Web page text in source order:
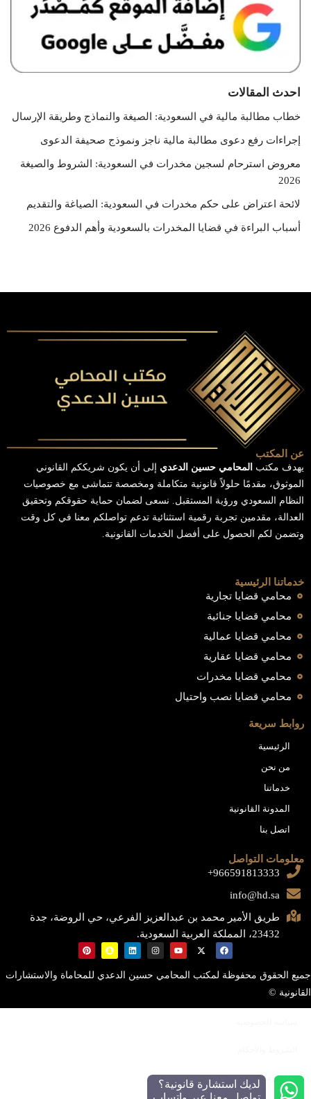
احدث المقالات
خطاب مطالبة مالية في السعودية: الصيغة والنماذج وطريقة الإرسال
إجراءات رفع دعوى مطالبة مالية ناجز ونموذج صحيفة الدعوى
معروض استرحام لسجين مخدرات في السعودية: الشروط والصيغة
2026
لائحة اعتراض على حكم مخدرات في السعودية: الصياغة والتقديم
أسباب البراءة في قضايا المخدرات بالسعودية وأهم الدفوع 2026
عن المكتب
يهدف مكتب المحامي حسين الدعدي إلى أن يكون شريككم القانوني
الموثوق، مقدمًا حلولاً قانونية متكاملة ومخصصة تتماشى مع خصوصيات
النظام السعودي ورؤية المستقبل. نسعى لضمان حماية حقوقكم وتحقيق
العدالة، مقدمين تجربة رقمية استثنائية تدعم تواصلكم معنا في كل وقت
وتضمن لكم الحصول على أفضل الخدمات القانونية.
خدماتنا الرئيسية
محامي قضايا تجارية
محامي قضايا جنائية
محامي قضايا عمالية
محامي قضايا عقارية
محامي قضايا مخدرات
محامي قضايا نصب واحتيال
روابط سريعة
الرئيسية
من نحن
خدماتنا
المدونة القانونية
اتصل بنا
معلومات التواصل
966591813333+
info@hd.sa
طريق الأمير محمد بن عبدالعزيز الفرعي، حي الروضة، جدة
23432، المملكة العربية السعودية.
جميع الحقوق محفوظة لمكتب المحامي حسين الدعدي للمحاماة والاستشارات
القانونية ©
سياسة ملفات تعريف الارتباط
لديك استشارة قانونية؟